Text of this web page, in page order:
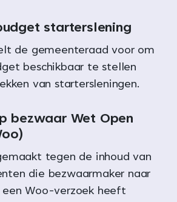
starterslening
de gemeenteraad voor om
beschikbaar te stellen
van startersleningen.
bezwaar Wet Open
tegen de inhoud van
die bezwaarmaker naar
Woo-verzoek heeft